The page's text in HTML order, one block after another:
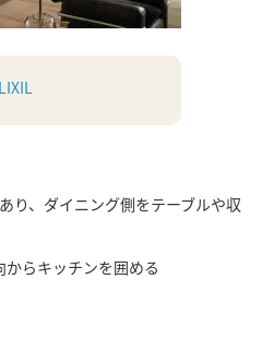
り、ダイニング側をテーブルや収
らキッチンを囲める